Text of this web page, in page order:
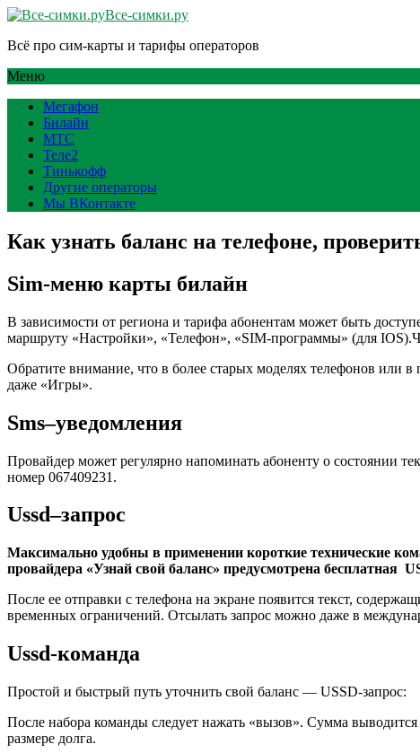
Все-симки.ру
Всё про сим-карты и тарифы операторов
Меню
Мегафон
Билайн
МТС
Теле2
Тинькофф
Другие операторы
Мы ВКонтакте
Как узнать баланс на телефоне,
Sim-меню карты билайн
В зависимости от региона и тарифа абонентам может быть
маршруту «Настройки», «Телефон», «SIM-программы» (для
Обратите внимание, что в более старых моделях телефонов или
даже «Игры».
Sms–уведомления
Провайдер может регулярно напоминать абоненту о состоянии
номер 067409231.
Ussd–запрос
Максимально удобны в применении короткие технические
провайдера «Узнай свой баланс» предусмотрена бесплатная
После ее отправки с телефона на экране появится текст,
временных ограничений. Отсылать запрос можно даже в
Ussd-команда
Простой и быстрый путь уточнить свой баланс — USSD-запрос:
После набора команды следует нажать «вызов». Сумма
размере долга.